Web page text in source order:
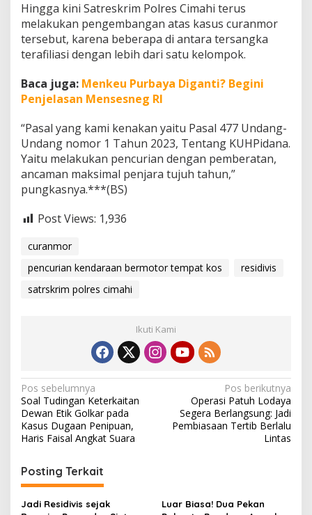
Hingga kini Satreskrim Polres Cimahi terus
melakukan pengembangan atas kasus curanmor
tersebut, karena beberapa di antara tersangka
terafiliasi dengan lebih dari satu kelompok.
Baca juga: Menkeu Purbaya Diganti? Begini
Penjelasan Mensesneg RI
“Pasal yang kami kenakan yaitu Pasal 477 Undang-
Undang nomor 1 Tahun 2023, Tentang KUHPidana.
Yaitu melakukan pencurian dengan pemberatan,
ancaman maksimal penjara tujuh tahun,”
pungkasnya.***(BS)
Post Views: 1,936
curanmor
pencurian kendaraan bermotor tempat kos
residivis
satrskrim polres cimahi
Ikuti Kami
N
a
v
g
a
s
Pos sebelumnya
Soal Tudingan Keterkaitan
Dewan Etik Golkar pada
Kasus Dugaan Penipuan,
Haris Faisal Angkat Suara
Pos berikutnya
Operasi Patuh Lodaya
Segera Berlangsung: Jadi
Pembiasaan Tertib Berlalu
Lintas
Posting Terkait
Jadi Residivis sejak
Luar Biasa! Dua Pekan